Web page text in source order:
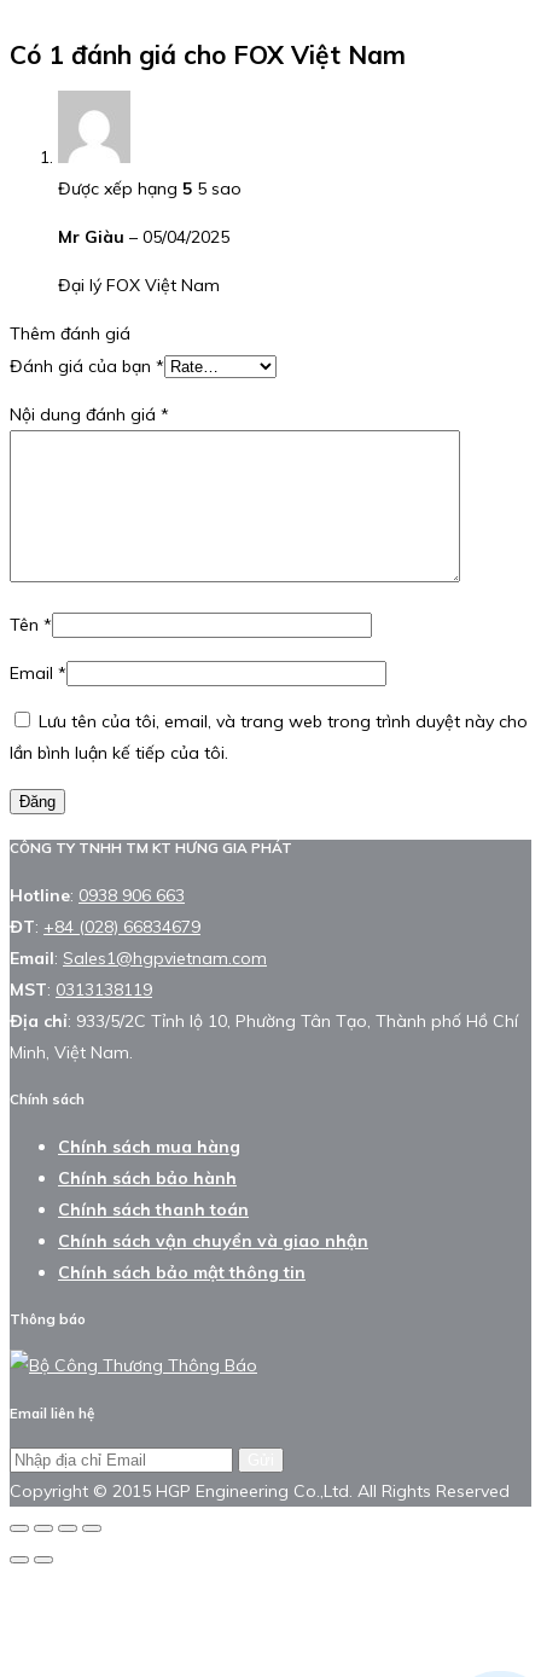
Có 1 đánh giá cho FOX Việt Nam
Được xếp hạng 5 5 sao
Mr Giàu – 05/04/2025
Đại lý FOX Việt Nam
Thêm đánh giá
Đánh giá của bạn *
Nội dung đánh giá *
Tên *
Email *
Lưu tên của tôi, email, và trang web trong trình duyệt này cho
lần bình luận kế tiếp của tôi.
Đăng
CÔNG TY TNHH TM KT HƯNG GIA PHÁT
Hotline: 0938 906 663
ĐT: +84 (028) 66834679
Email: Sales1@hgpvietnam.com
MST: 0313138119
Địa chỉ: 933/5/2C Tỉnh lộ 10, Phường Tân Tạo, Thành phố Hồ Chí
Minh, Việt Nam.
Chính sách
Chính sách mua hàng
Chính sách bảo hành
Chính sách thanh toán
Chính sách vận chuyển và giao nhận
Chính sách bảo mật thông tin
Thông báo
Email liên hệ
Copyright © 2015 HGP Engineering Co.,Ltd. All Rights Reserved